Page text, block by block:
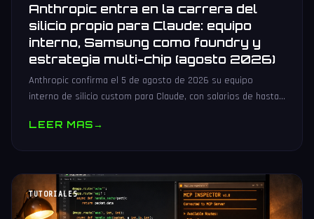
Anthropic entra en la carrera del
silicio propio para Claude: equipo
interno, Samsung como foundry y
estrategia multi-chip (agosto 2026)
Anthropic confirma el 5 de agosto de 2026 su equipo
interno de silicio custom para Claude, con salarios de hasta
estrategia multi-chip.
LEER MAS→
TUTORIALES